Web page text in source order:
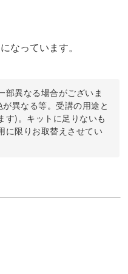
なっています。
部異なる場合がございま
異なる等。受講の用途と
す)。キットに足りないも
に限りお取替えさせてい